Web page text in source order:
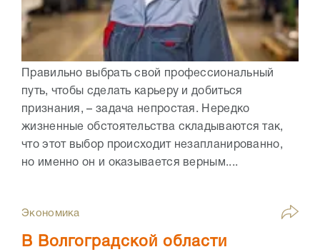
Правильно выбрать свой профессиональный
путь, чтобы сделать карьеру и добиться
признания, – задача непростая. Нередко
жизненные обстоятельства складываются так,
что этот выбор происходит незапланированно,
но именно он и оказывается верным....
Экономика
В Волгоградской области